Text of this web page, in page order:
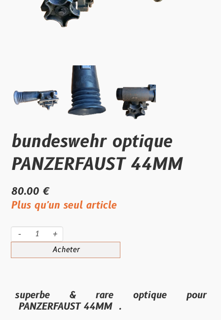
bundeswehr optique
PANZERFAUST 44MM
80.00 €
Plus qu'un seul article
- +
Acheter
superbe & rare optique pour
PANZERFAUST 44MM .